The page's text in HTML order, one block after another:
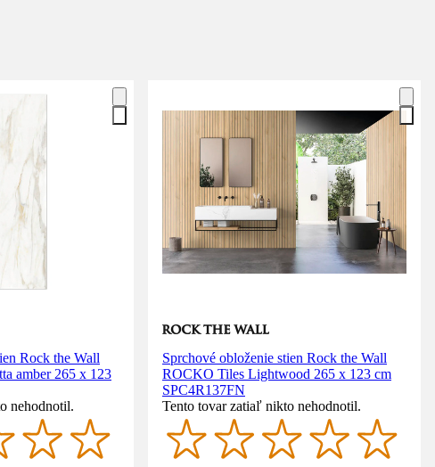
Rock the Wall
amber 265 x 123
nehodnotil.
Sprchové obloženie stien Rock the Wall
ROCKO Tiles Lightwood 265 x 123 cm
SPC4R137FN
Tento tovar zatiaľ nikto nehodnotil.